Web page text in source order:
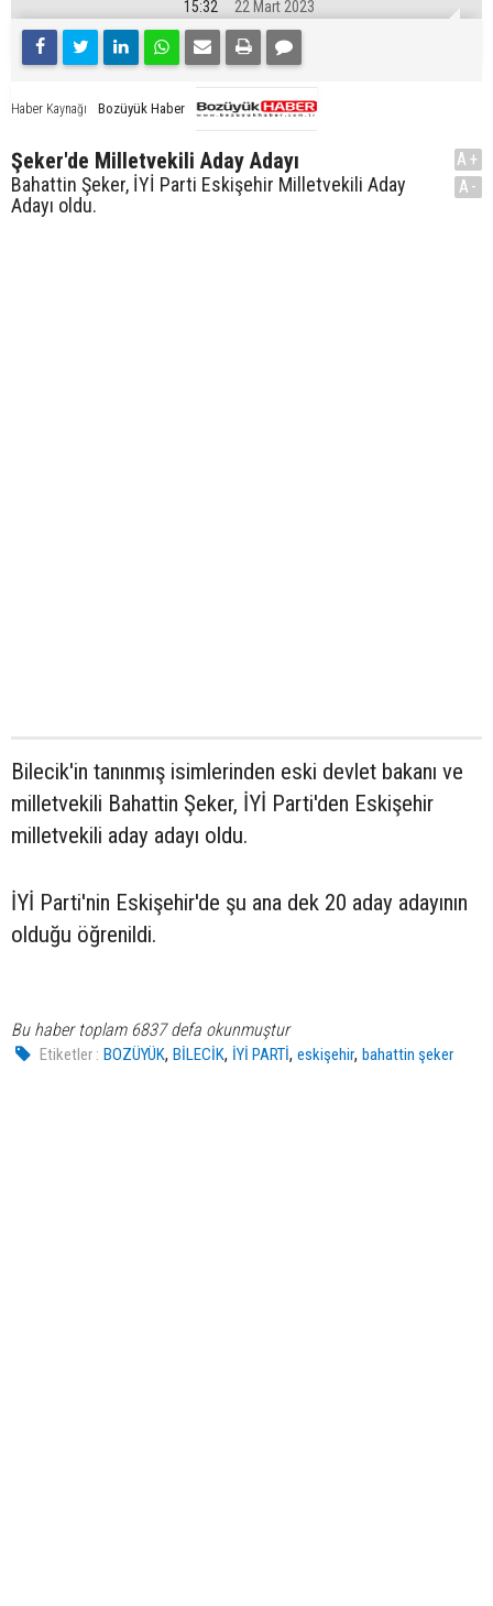
15:32 22 Mart 2023
Haber Kaynağı Bozüyük Haber
Şeker'de Milletvekili Aday Adayı
Bahattin Şeker, İYİ Parti Eskişehir Milletvekili Aday
Adayı oldu.
A+
A-
Bilecik'in tanınmış isimlerinden eski devlet bakanı ve
milletvekili Bahattin Şeker, İYİ Parti'den Eskişehir
milletvekili aday adayı oldu.
İYİ Parti'nin Eskişehir'de şu ana dek 20 aday adayının
olduğu öğrenildi.
Bu haber toplam 6837 defa okunmuştur
Etiketler : BOZÜYÜK,BİLECİK, İYİ PARTİ,eskişehir,bahattin şeker